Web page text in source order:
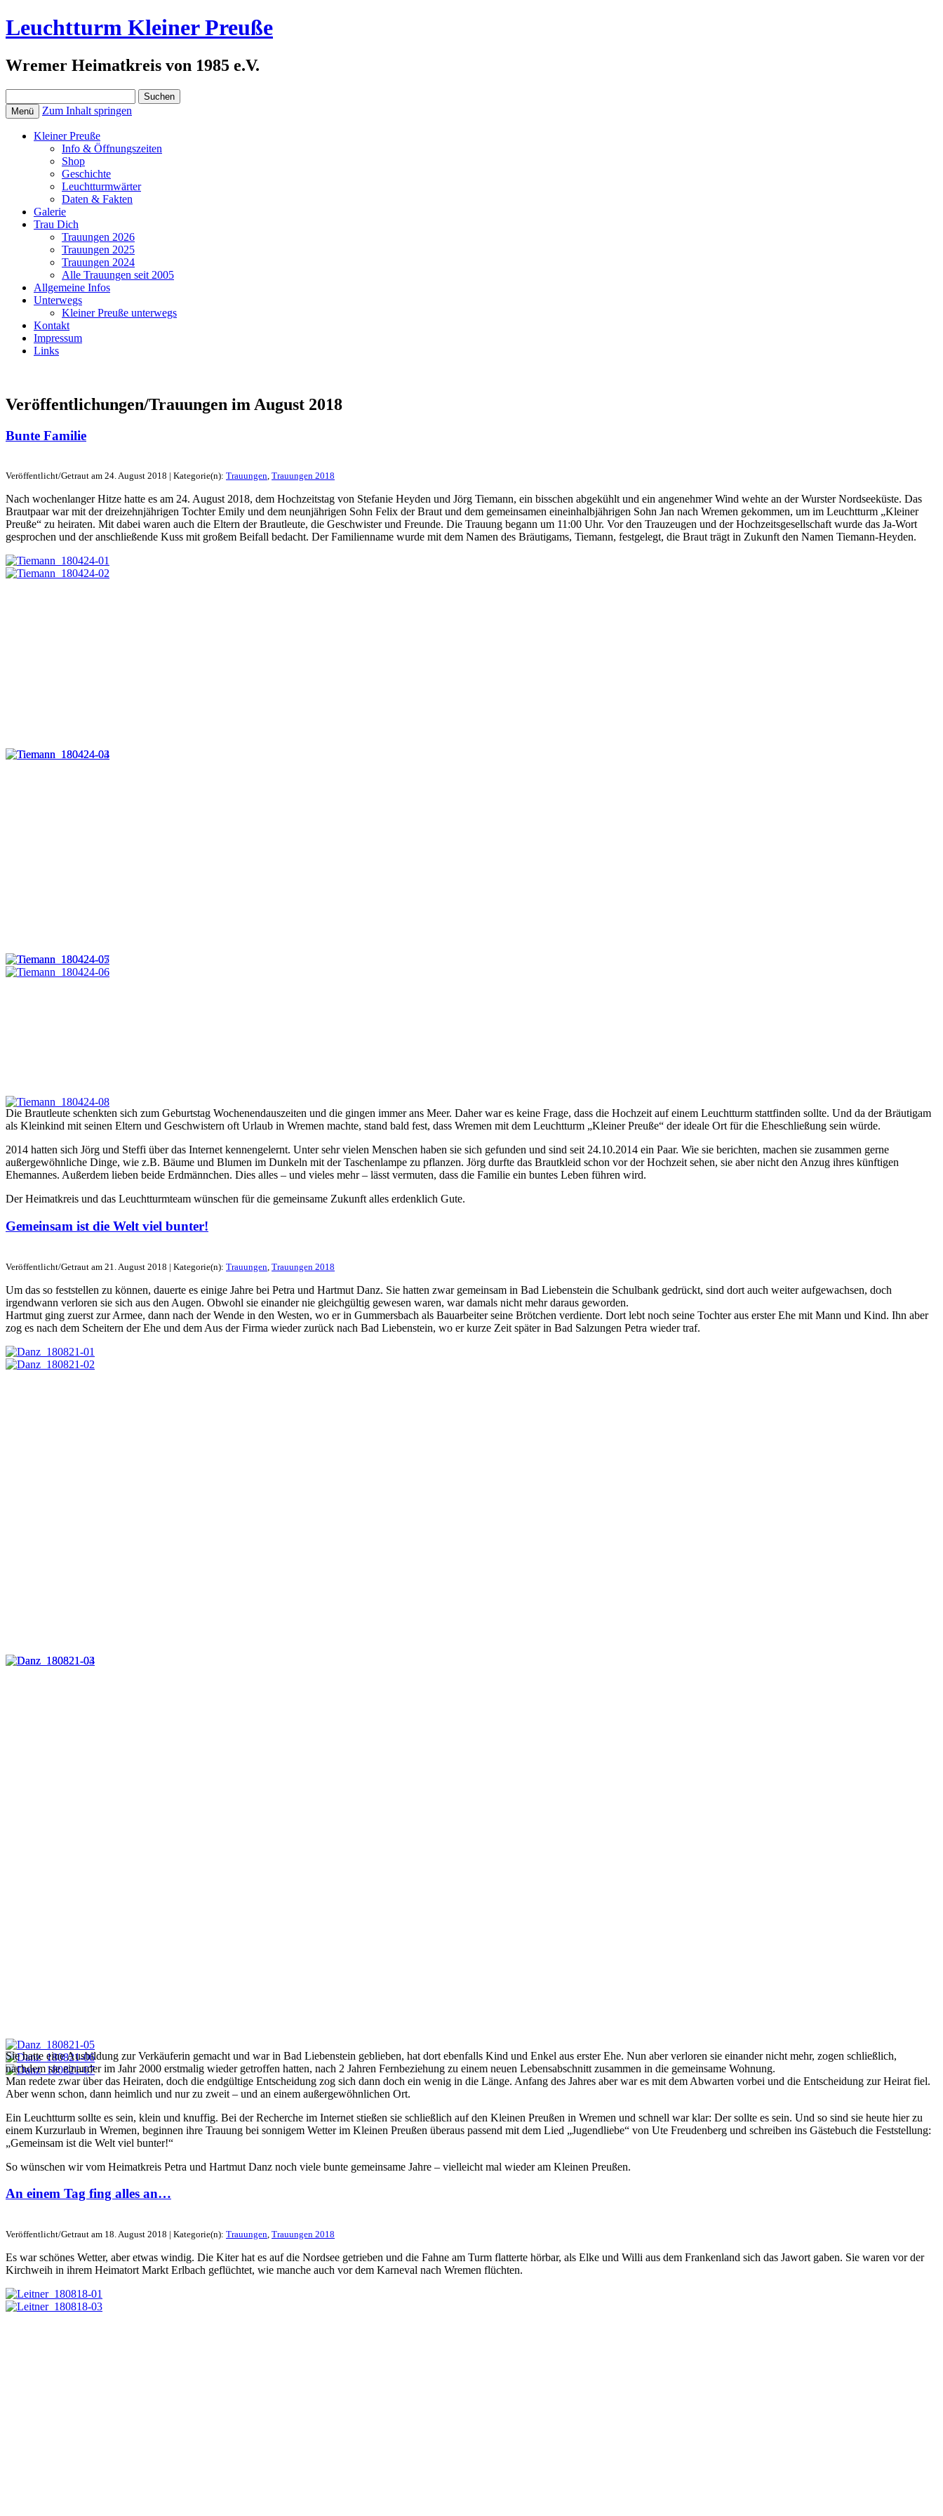
Leuchtturm Kleiner Preuße
Wremer Heimatkreis von 1985 e.V.
nach:
Menü Zum Inhalt springen
Kleiner Preuße
Info & Öffnungszeiten
Shop
Geschichte
Leuchtturmwärter
Daten & Fakten
Galerie
Trau Dich
Trauungen 2026
Trauungen 2025
Trauungen 2024
Alle Trauungen seit 2005
Allgemeine Infos
Unterwegs
Kleiner Preuße unterwegs
Kontakt
Impressum
Links
Veröffentlichungen/Trauungen im August 2018
Bunte Familie
Veröffentlicht/Getraut am 24. August 2018 | Kategorie(n): Trauungen, Trauungen 2018
Nach wochenlanger Hitze hatte es am 24. August 2018, dem Hochzeitstag von Stefanie Heyden und Jörg Tiemann, ein bisschen abgekühlt und ein angenehmer Wind wehte an der Wurster Nordseeküste. Das
Brautpaar war mit der dreizehnjährigen Tochter Emily und dem neunjährigen Sohn Felix der Braut und dem gemeinsamen eineinhalbjährigen Sohn Jan nach Wremen gekommen, um im Leuchtturm „Kleiner
Preuße“ zu heiraten. Mit dabei waren auch die Eltern der Brautleute, die Geschwister und Freunde. Die Trauung begann um 11:00 Uhr. Vor den Trauzeugen und der Hochzeitsgesellschaft wurde das Ja-Wort
gesprochen und der anschließende Kuss mit großem Beifall bedacht. Der Familienname wurde mit dem Namen des Bräutigams, Tiemann, festgelegt, die Braut trägt in Zukunft den Namen Tiemann-Heyden.
Die Brautleute schenkten sich zum Geburtstag Wochenendauszeiten und die gingen immer ans Meer. Daher war es keine Frage, dass die Hochzeit auf einem Leuchtturm stattfinden sollte. Und da der Bräutigam
als Kleinkind mit seinen Eltern und Geschwistern oft Urlaub in Wremen machte, stand bald fest, dass Wremen mit dem Leuchtturm „Kleiner Preuße“ der ideale Ort für die Eheschließung sein würde.
2014 hatten sich Jörg und Steffi über das Internet kennengelernt. Unter sehr vielen Menschen haben sie sich gefunden und sind seit 24.10.2014 ein Paar. Wie sie berichten, machen sie zusammen gerne
außergewöhnliche Dinge, wie z.B. Bäume und Blumen im Dunkeln mit der Taschenlampe zu pflanzen. Jörg durfte das Brautkleid schon vor der Hochzeit sehen, sie aber nicht den Anzug ihres künftigen
Ehemannes. Außerdem lieben beide Erdmännchen. Dies alles – und vieles mehr – lässt vermuten, dass die Familie ein buntes Leben führen wird.
Der Heimatkreis und das Leuchtturmteam wünschen für die gemeinsame Zukunft alles erdenklich Gute.
Gemeinsam ist die Welt viel bunter!
Veröffentlicht/Getraut am 21. August 2018 | Kategorie(n): Trauungen Trauungen 2018
Um das so feststellen zu können, dauerte es einige Jahre bei Petra und Hartmut Danz. Sie hatten zwar gemeinsam in Bad Liebenstein die Schulbank gedrückt, sind dort auch weiter aufgewachsen, doch
irgendwann verloren sie sich aus den Augen. Obwohl sie einander nie gleichgültig gewesen waren, war damals nicht mehr daraus geworden.
Hartmut ging zuerst zur Armee, dann nach der Wende in den Westen, wo er in Gummersbach als Bauarbeiter seine Brötchen verdiente. Dort lebt noch seine Tochter aus erster Ehe mit Mann und Kind. Ihn aber
zog es nach dem Scheitern der Ehe und dem Aus der Firma wieder zurück nach Bad Liebenstein, wo er kurze Zeit später in Bad Salzungen Petra wieder traf.
Sie hatte eine Ausbildung zur Verkäuferin gemacht und war in Bad Liebenstein geblieben, hat dort ebenfalls Kind und Enkel aus erster Ehe. Nun aber verloren sie einander nicht mehr, zogen schließlich,
nachdem sie einander im Jahr 2000 erstmalig wieder getroffen hatten, nach 2 Jahren Fernbeziehung zu einem neuen Lebensabschnitt zusammen in die gemeinsame Wohnung.
Man redete zwar über das Heiraten, doch die endgültige Entscheidung zog sich dann doch ein wenig in die Länge. Anfang des Jahres aber war es mit dem Abwarten vorbei und die Entscheidung zur Heirat fiel.
Aber wenn schon, dann heimlich und nur zu zweit – und an einem außergewöhnlichen Ort.
Ein Leuchtturm sollte es sein, klein und knuffig. Bei der Recherche im Internet stießen sie schließlich auf den Kleinen Preußen in Wremen und schnell war klar: Der sollte es sein. Und so sind sie heute hier zu
einem Kurzurlaub in Wremen, beginnen ihre Trauung bei sonnigem Wetter im Kleinen Preußen überaus passend mit dem Lied „Jugendliebe“ von Ute Freudenberg und schreiben ins Gästebuch die Feststellung:
„Gemeinsam ist die Welt viel bunter!“
So wünschen wir vom Heimatkreis Petra und Hartmut Danz noch viele bunte gemeinsame Jahre – vielleicht mal wieder am Kleinen Preußen.
An einem Tag fing alles an…
Veröffentlicht/Getraut am 18. August 2018 | Kategorie(n): Trauungen, Trauungen 2018
Es war schönes Wetter, aber etwas windig. Die Kiter hat es auf die Nordsee getrieben und die Fahne am Turm flatterte hörbar, als Elke und Willi aus dem Frankenland sich das Jawort gaben. Sie waren vor der
Kirchweih in ihrem Heimatort Markt Erlbach geflüchtet, wie manche auch vor dem Karneval nach Wremen flüchten.